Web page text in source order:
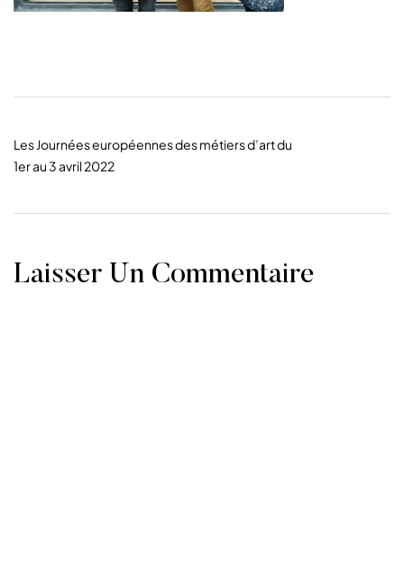
Les Journées européennes des métiers d’art du
1er au 3 avril 2022
Laisser Un Commentaire